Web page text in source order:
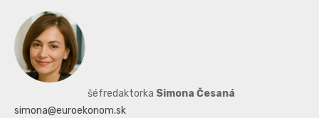
šéfredaktorka Simona Česaná
simona@euroekonom.sk